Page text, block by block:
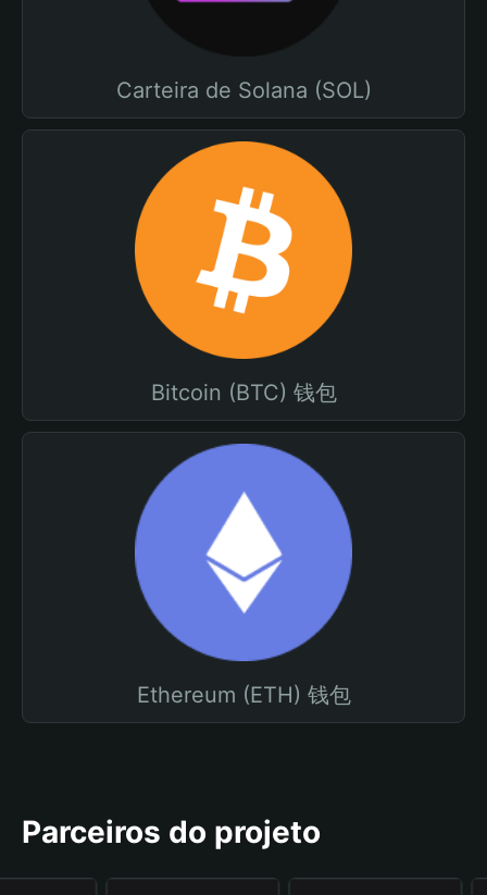
Carteira de Solana (SOL)
Bitcoin (BTC) 钱包
Ethereum (ETH) 钱包
Parceiros do projeto